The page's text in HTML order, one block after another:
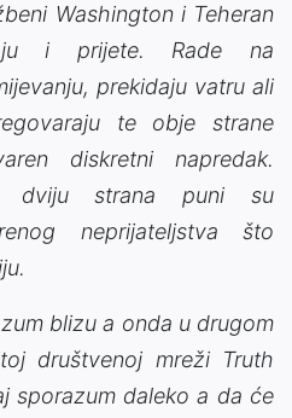
Washington i Teheran
i prijete. Rade na
prekidaju vatru ali
te obje strane
diskretni napredak.
dviju strana puni su
neprijateljstva što
blizu a onda u drugom
društvenoj mreži Truth
sporazum daleko a da će